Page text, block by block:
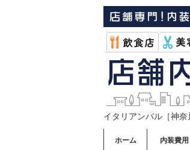
イタリアンバル［神
ホーム 内装費用